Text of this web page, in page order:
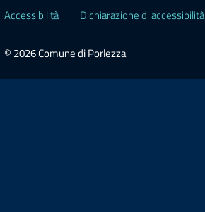
Accessibilità Dichiarazione di accessibilità
© 2026 Comune di Porlezza